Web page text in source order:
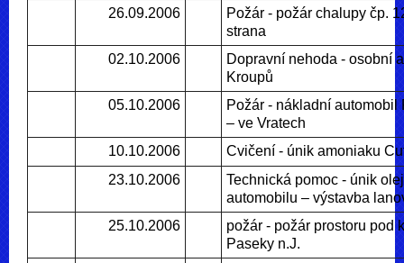
26.09.2006
Požár - požár chalupy čp.
strana
02.10.2006
Dopravní nehoda - osobní
Kroupů
05.10.2006
Požár - nákladní automobil
– ve Vratech
10.10.2006
Cvičení - únik amoniaku
23.10.2006
Technická pomoc - únik
automobilu – výstavba
25.10.2006
požár - požár prostoru pod
Paseky n.J.